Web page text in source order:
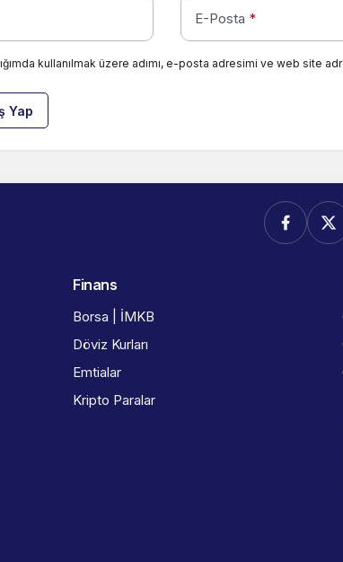
E-Posta *
kullanılmak üzere adımı, e-posta adresimi ve web site
Yap
Finans
Borsa | İMKB
Döviz Kurları
Emtialar
Kripto Paralar